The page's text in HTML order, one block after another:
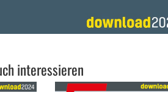
interessieren